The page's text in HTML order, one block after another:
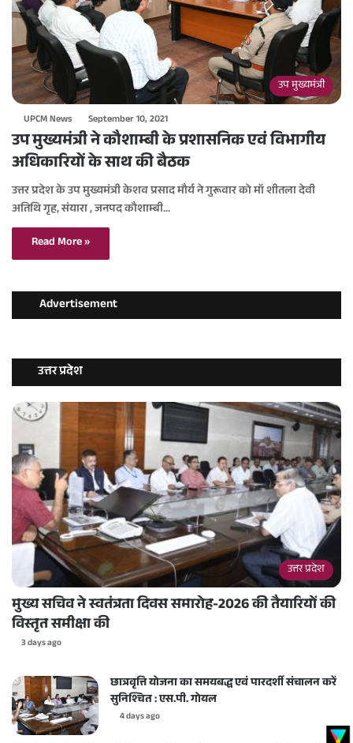
उप मुख्यमंत्री
UPCM News September 10, 2021
उप मुख्यमंत्री ने कौशाम्बी के प्रशासनिक एवं विभागीय
अधिकारियों के साथ की बैठक
उत्तर प्रदेश के उप मुख्यमंत्री केशव प्रसाद मौर्य ने गुरूवार को मॉ शीतला देवी
अतिथि गृह, संयारा , जनपद कौशाम्बी…
Read More »
Advertisement
उत्तर प्रदेश
उत्तर प्रदेश
मुख्य सचिव ने स्वतंत्रता दिवस समारोह-2026 की तैयारियों की
विस्तृत समीक्षा की
3 days ago
छात्रवृत्ति योजना का समयबद्ध एवं पारदर्शी संचालन करें
सुनिश्चित : एस.पी. गोयल
4 days ago